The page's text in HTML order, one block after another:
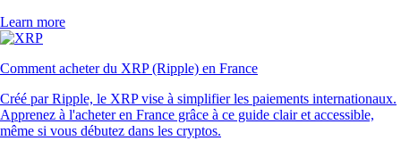
Learn more
Comment acheter du XRP (Ripple) en France
Créé par Ripple, le XRP vise à simplifier les paiements internationaux.
Apprenez à l'acheter en France grâce à ce guide clair et accessible,
même si vous débutez dans les cryptos.